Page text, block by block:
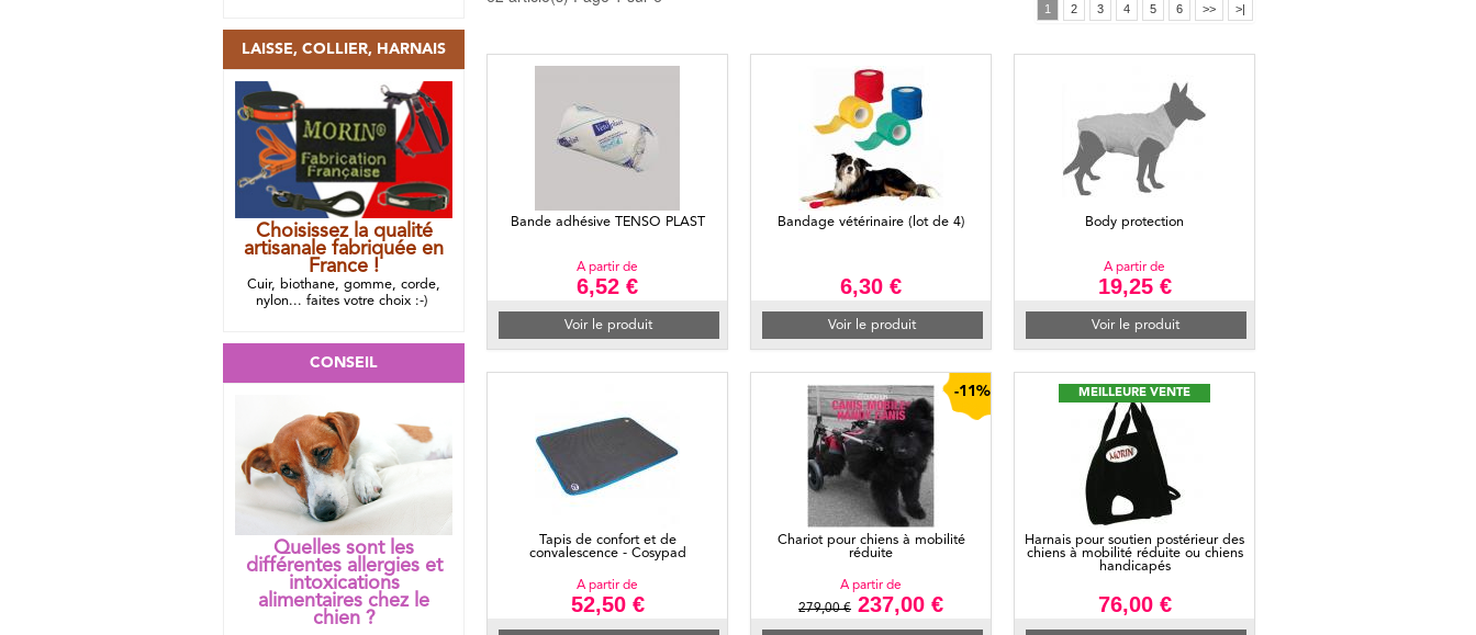
LAISSE, COLLIER, HARNAIS
Choisissez la qualité
artisanale fabriquée en
France !
Cuir, biothane, gomme, corde,
nylon... faites votre choix :-)
CONSEIL
Quelles sont les
différentes allergies et
intoxications
alimentaires chez le
chien ?
1 2 3 4 5 6 >> >|
Bande adhésive TENSO PLAST
A partir de
6,52 €
Voir le produit
Bandage vétérinaire (lot de 4)
6,30 €
Voir le produit
Body protection
A partir de
19,25 €
Voir le produit
Tapis de confort et de
convalescence - Cosypad
A partir de
52,50 €
-11%
Chariot pour chiens à mobilité
réduite
A partir de
279,00 € 237,00 €
MEILLEURE VENTE
Harnais pour soutien postérieur des
chiens à mobilité réduite ou chiens
handicapés
76,00 €